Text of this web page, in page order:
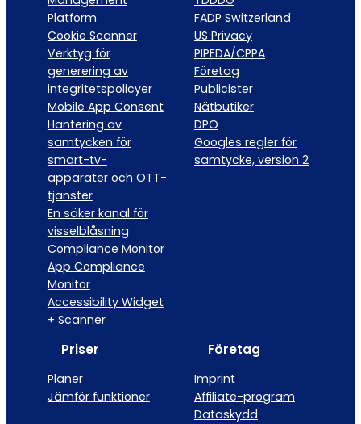
Platform
Cookie Scanner
Verktyg för
generering av
integritetspolicyer
Mobile App Consent
Hantering av
samtycken för
smart-tv-
apparater och OTT-
tjänster
En säker kanal för
visselblåsning
Compliance Monitor
App Compliance
Monitor
Accessibility Widget
+ Scanner
FADP Switzerland
US Privacy
PIPEDA/CPPA
Företag
Publicister
Nätbutiker
DPO
Googles regler för
samtycke, version 2
Priser
Planer
Jämför funktioner
Företag
Imprint
Affiliate-program
Dataskydd